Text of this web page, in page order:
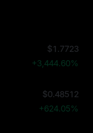
$1.7723
+3,444.60%
$0.48512
+624.05%